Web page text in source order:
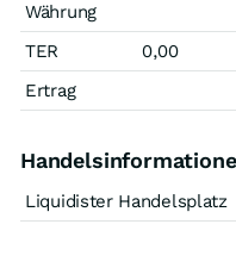
Währung
TER
0,00
Ertrag
Liquidister Handelsplatz